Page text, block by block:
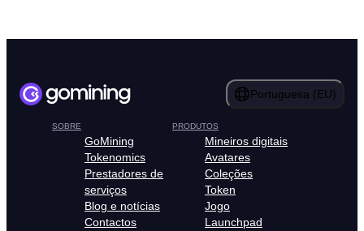
Portuguesa (EU)
SOBRE
GoMining
Tokenomics
Prestadores de
serviços
Blog e notícias
Contactos
PRODUTOS
Mineiros digitais
Avatares
Coleções
Token
Jogo
Launchpad